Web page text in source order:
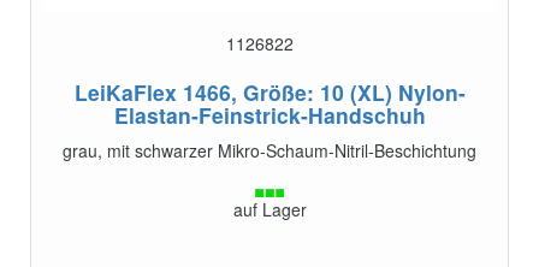
1126822
LeiKaFlex 1466, Größe: 10 (XL) Nylon-
Elastan-Feinstrick-Handschuh
grau, mit schwarzer Mikro-Schaum-Nitril-Beschichtung
auf Lager